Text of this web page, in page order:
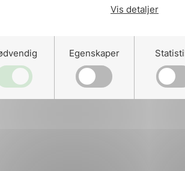
Vis detaljer
Egenskaper